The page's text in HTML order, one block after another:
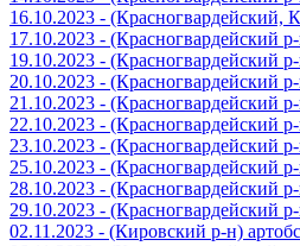
16.10.2023 -
17.10.2023 - (Красногвардейский
19.10.2023 - (Красногвардейский
20.10.2023 - (Красногвардейский
21.10.2023 - (Красногвардейский
22.10.2023 - (Красногвардейский
23.10.2023 - (Красногвардейский
25.10.2023 - (Красногвардейский
28.10.2023 - (Красногвардейский
29.10.2023 - (Красногвардейский
02.11.2023 - (Кировский р-н)